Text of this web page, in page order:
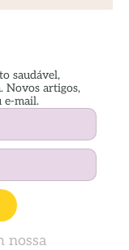
saudável,
Novos artigos,
e-mail.
nossa